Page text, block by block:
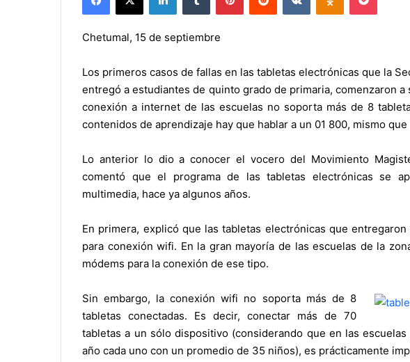
Chetumal, 15 de septiembre
Los primeros casos de fallas en las tabletas electrónicas que la
entregó a estudiantes de quinto grado de primaria, comenzaron
conexión a internet de las escuelas no soporta más de 8
contenidos de aprendizaje hay que hablar a un 01 800, mismo
Lo anterior lo dio a conocer el vocero del Movimiento
comentó que el programa de las tabletas electrónicas se
multimedia, hace ya algunos años.
En primera, explicó que las tabletas electrónicas que
para conexión wifi. En la gran mayoría de las escuelas de la
módems para la conexión de ese tipo.
Sin embargo, la conexión wifi no soporta más de 8
tabletas conectadas. Es decir, conectar más de 70
tabletas a un sólo dispositivo (considerando que en las
año cada uno con un promedio de 35 niños), es prácticamente